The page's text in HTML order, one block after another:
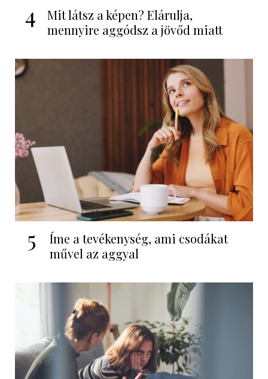
4
Mit látsz a képen? Elárulja,
mennyire aggódsz a jövőd miatt
5
Íme a tevékenység, ami csodákat
művel az aggyal